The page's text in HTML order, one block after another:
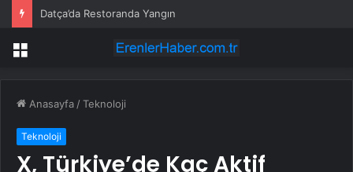
Datça’da Restoranda Yangın
Menü
Anasayfa /Teknoloji
Teknoloji
X, Türkiye’de Kaç Aktif